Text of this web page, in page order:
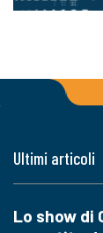
Ultimi articoli
Lo show di